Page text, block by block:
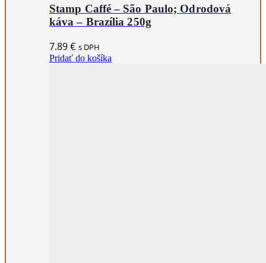
Stamp Caffé – São Paulo; Odrodová
káva – Brazília 250g
7.89€ s DPH
Pridať do košíka